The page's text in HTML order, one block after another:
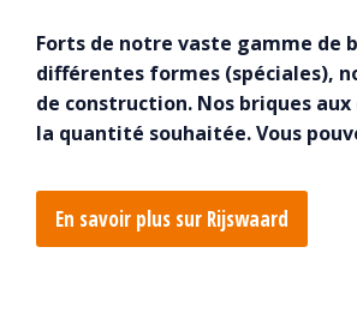
Forts de notre vaste gamme de
différentes formes (spéciales),
de construction. Nos briques
la quantité souhaitée. Vous
En savoir plus sur Rijswaard